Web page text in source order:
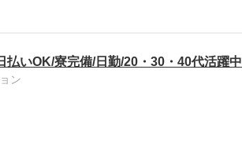
払いOK/寮完備/日勤/20・30・40代活躍中
ン